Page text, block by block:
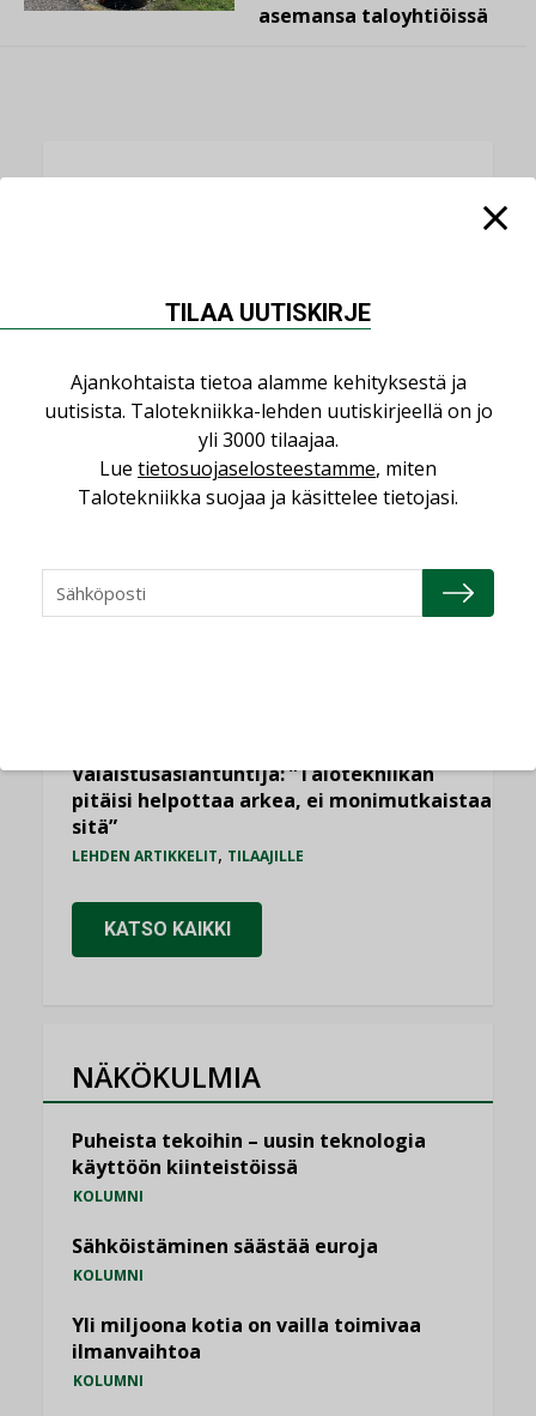
asemansa taloyhtiöissä
Datakeskusurakointi on tekniikkalaji
LEHDEN ARTIKKELIT
Jarno Hacklin Cervin yrityskaupasta:
”Asiakkaat hakevat kumppaneita, jotka
yhdistävät useita teknisiä osaamisalueita
saman katon alle”
AJANKOHTAISTA
”Tulevat kilpailuedut syntyvät, kun
erilliset teknologiat tuodaan yhteen”
AJANKOHTAISTA,TILAAJILLE
Valaistusasiantuntija: ”Talotekniikan
pitäisi helpottaa arkea, ei monimutkaistaa
sitä”
LEHDEN ARTIKKELIT, TILAAJILLE
KATSO KAIKKI
NÄKÖKULMIA
Puheista tekoihin – uusin teknologia
käyttöön kiinteistöissä
KOLUMNI
Sähköistäminen säästää euroja
KOLUMNI
Yli miljoona kotia on vailla toimivaa
ilmanvaihtoa
KOLUMNI
TILAA UUTISKIRJE
Ajankohtaista tietoa alamme kehityksestä ja
uutisista. Talotekniikka-lehden uutiskirjeellä on jo
yli 3000 tilaajaa.
Lue tietosuojaselosteestamme, miten
Talotekniikka suojaa ja käsittelee tietojasi.